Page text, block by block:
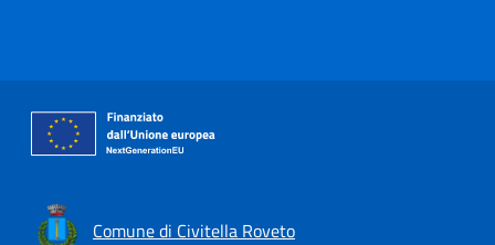
Comune di Civitella Roveto